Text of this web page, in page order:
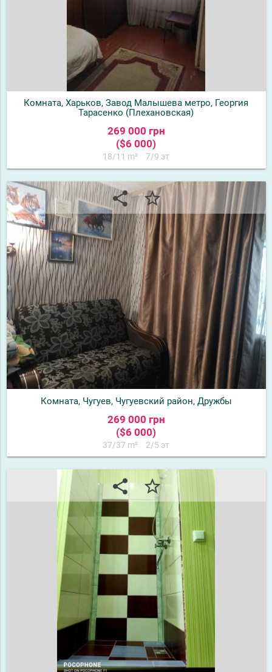
Комната, Харьков, Завод Малышева метро, Георгия
Тарасенко (Плехановская)
269 000 грн
($6 000)
18/11 m² 7/9 эт
share star_border
Комната, Чугуев, Чугуевский район, Дружбы
269 000 грн
($6 000)
37/37 m² 2/5 эт
share star_border